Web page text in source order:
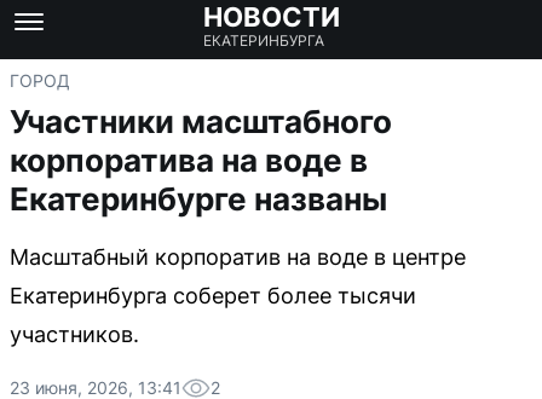
НОВОСТИ
ЕКАТЕРИНБУРГА
ГОРОД
Участники масштабного
корпоратива на воде в
Екатеринбурге названы
Масштабный корпоратив на воде в центре
Екатеринбурга соберет более тысячи
участников.
23 июня, 2026, 13:41 2